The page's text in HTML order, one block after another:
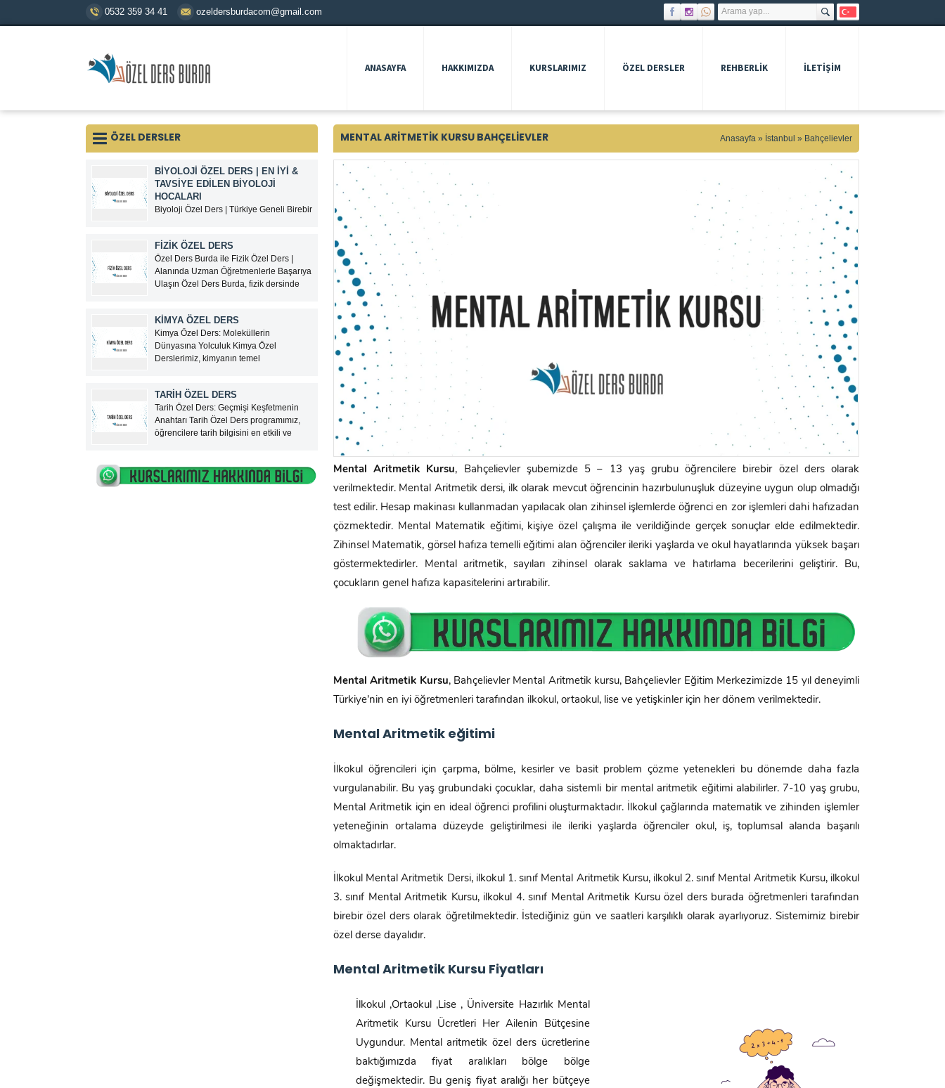
0532 359 34 41 ozeldersburdacom@gmail.com
ANASAYFA HAKKIMIZDA KURSLARIMIZ ÖZEL DERSLER REHBERLIK İLETİŞİM
MENTAL ARITMETIK KURSU BAHÇELIEVLER Anasayfa » İstanbul » Bahçelievler
Mental Aritmetik Kursu, Bahçelievler şubemizde 5 – 13 yaş grubu öğrencilere birebir özel ders olarak
verilmektedir. Mental Aritmetik dersi, ilk olarak mevcut öğrencinin hazırbulunuşluk düzeyine uygun olup olmadığı
test edilir. Hesap makinası kullanmadan yapılacak olan zihinsel işlemlerde öğrenci en zor işlemleri dahi hafızadan
çözmektedir. Mental Matematik eğitimi, kişiye özel çalışma ile verildiğinde gerçek sonuçlar elde edilmektedir.
Zihinsel Matematik, görsel hafıza temelli eğitimi alan öğrenciler ileriki yaşlarda ve okul hayatlarında yüksek başarı
göstermektedirler. Mental aritmetik, sayıları zihinsel olarak saklama ve hatırlama becerilerini geliştirir. Bu,
çocukların genel hafıza kapasitelerini artırabilir.
Mental Aritmetik Kursu, Bahçelievler Mental Aritmetik kursu, Bahçelievler Eğitim Merkezimizde 15 yıl deneyimli
Türkiye’nin en iyi öğretmenleri tarafından ilkokul, ortaokul, lise ve yetişkinler için her dönem verilmektedir.
Mental Aritmetik eğitimi
İlkokul öğrencileri için çarpma, bölme, kesirler ve basit problem çözme yetenekleri bu dönemde daha fazla
vurgulanabilir. Bu yaş grubundaki çocuklar, daha sistemli bir mental aritmetik eğitimi alabilirler. 7-10 yaş grubu,
Mental Aritmetik için en ideal öğrenci profilini oluşturmaktadır. İlkokul çağlarında matematik ve zihinden işlemler
yeteneğinin ortalama düzeyde geliştirilmesi ile ileriki yaşlarda öğrenciler okul, iş, toplumsal alanda başarılı
olmaktadırlar.
İlkokul Mental Aritmetik Dersi, ilkokul 1. sınıf Mental Aritmetik Kursu, ilkokul 2. sınıf Mental Aritmetik Kursu, ilkokul
3. sınıf Mental Aritmetik Kursu, ilkokul 4. sınıf Mental Aritmetik Kursu özel ders burada öğretmenleri tarafından
birebir özel ders olarak öğretilmektedir. İstediğiniz gün ve saatleri karşılıklı olarak ayarlıyoruz. Sistemimiz birebir
özel derse dayalıdır.
Mental Aritmetik Kursu Fiyatları
İlkokul ,Ortaokul ,Lise , Üniversite Hazırlık Mental
Aritmetik Kursu Ücretleri Her Ailenin Bütçesine
Uygundur. Mental aritmetik özel ders ücretlerine
baktığımızda fiyat aralıkları bölge bölge
değişmektedir. Bu geniş fiyat aralığı her bütçeye
ÖZEL DERSLER
BİYOLOJİ ÖZEL DERS | EN İYI &
TAVSIYE EDILEN BIYOLOJI
HOCALARI
Biyoloji Özel Ders | Türkiye Geneli Birebir
üniversite hazırlık süreçlerinde
öğrencilerin en çok zorlandığı derslerden
biridir.Ezbere dayalı gibi görünen ancak
yorum, analiz ve konu bütünlüğü
FİZİK ÖZEL DERS
Özel Ders Burda ile Fizik Özel Ders |
Alanında Uzman Öğretmenlerle Başarıya
Ulaşın Özel Ders Burda, fizik dersinde
hizmeti sunan, Türkiye genelinde
güvenilir bir özel ders platformudur.
Google ve sosyal...
KİMYA ÖZEL DERS
Kimya Özel Ders: Moleküllerin
Dünyasına Yolculuk Kimya Özel
Derslerimiz, kimyanın temel
öğrencilere derinlemesine bir öğrenim
fırsatı sunuyor. Türkiye’nin en tecrübeli
kimya öğretmenleri eşliğinde sunulan bu
eğitim programı, lise ve üniversite hazırlık
TARİH ÖZEL DERS
Tarih Özel Ders: Geçmişi Keşfetmenin
Anahtarı Tarih Özel Ders programımız,
öğrencilere tarih bilgisini en etkili ve
tarafından verilen birebir bir eğitim
sürecidir. İlköğretimden liseye, üniversite